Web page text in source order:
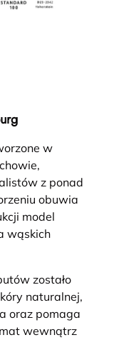
w
z ponad
obuwia
model
wąskich
zostało
naturalnej,
oraz pomaga
wewnątrz